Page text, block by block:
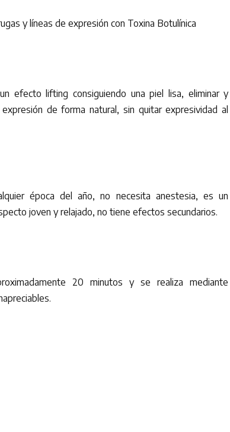
y líneas de expresión con Toxina Botulínica
efecto lifting consiguiendo una piel lisa, eliminar y
de forma natural, sin quitar expresividad al
época del año, no necesita anestesia, es un
joven y relajado, no tiene efectos secundarios.
20 minutos y se realiza mediante